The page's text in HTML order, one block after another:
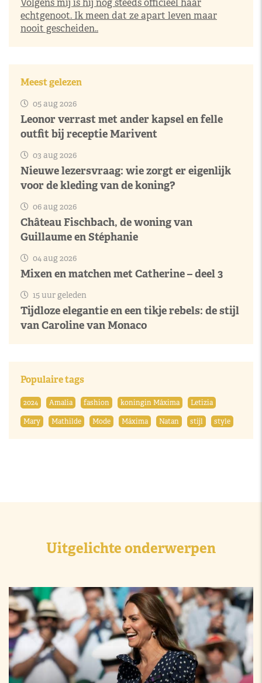
Volgens mij is hij nog steeds officieel haar
echtgenoot. Ik meen dat ze apart leven maar
nooit gescheiden..
Meest gelezen
05 aug 2026
Leonor verrast met ander kapsel en felle
outfit bij receptie Marivent
03 aug 2026
Nieuwe lezersvraag: wie zorgt er eigenlijk
voor de kleding van de koning?
06 aug 2026
Château Fischbach, de woning van
Guillaume en Stéphanie
04 aug 2026
Mixen en matchen met Catherine – deel 3
15 uur geleden
Tijdloze elegantie en een tikje rebels: de stijl
van Caroline van Monaco
Populaire tags
2024 Amalia fashion koningin Máxima
Letizia
Mary
Mathilde Mode Máxima Natan stijl style
Uitgelichte onderwerpen